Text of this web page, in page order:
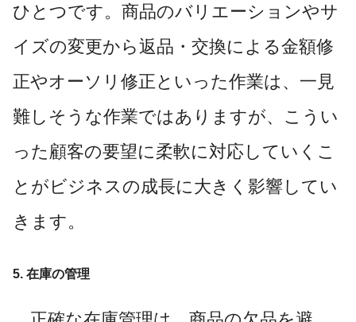
ひとつです。商品のバリエーションやサ
イズの変更から返品・交換による金額修
正やオーソリ修正といった作業は、一見
難しそうな作業ではありますが、こうい
った顧客の要望に柔軟に対応していくこ
とがビジネスの成長に大きく影響してい
きます。
5. 在庫の管理